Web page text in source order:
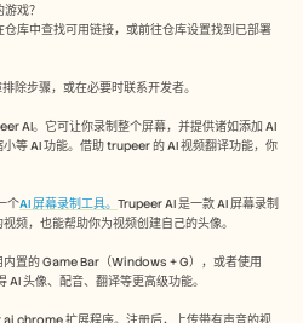
戏？
除步骤，或在必要时联系开发者。
AI。它可让你录制整个屏幕，并提供诸如添加 AI
等 AI 功能。借助 trupeer 的 AI 视频翻译功能，你
个AI 屏幕录制工具。 Trupeer AI 是一款 AI 屏幕录制
频，也能帮助你为视频创建自己的头像。
内置的 Game Bar（Windows + G），或者使用
AI 头像、配音、翻译等更高级功能。
chrome 扩展程序。注册后，上传带有声音的视